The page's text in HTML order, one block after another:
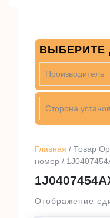
Главная / Товар
номер /
Отображение
ВЫБЕРИТЕ